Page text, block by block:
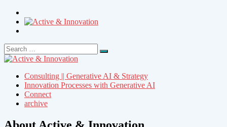
Search
for:
Search
Consulting || Generative AI & Strategy
Innovation Processes with Generative AI
Connect
archive